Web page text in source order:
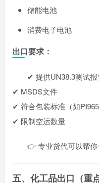
储能电池
消费电子电池
出口要求：
✔ 提供UN38.3测试
✔ MSDS文件
✔ 符合包装标准（如PI965/
✔ 限制空运数量
👉 专业货代可以帮你
五、化工品出口（重